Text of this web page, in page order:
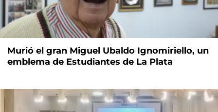
Murió el gran Miguel Ubaldo Ignomiriello, un
emblema de Estudiantes de La Plata